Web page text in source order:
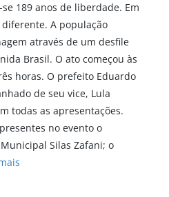
189 anos de liberdade. Em
A população
através de um desfile
Brasil. O ato começou às
horas. O prefeito Eduardo
de seu vice, Lula
todas as apresentações.
no evento o
Silas Zafani; o